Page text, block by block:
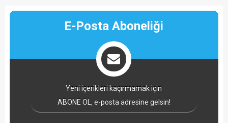
E-Posta Aboneliği
Yeni içerikleri kaçırmamak için
ABONE OL, e-posta adresine gelsin!